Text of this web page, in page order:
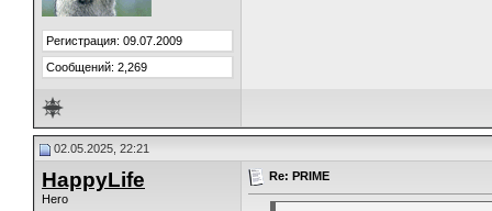
Регистрация: 09.07.2009
Сообщений: 2,269
02.05.2025, 22:21
HappyLife
Hero
Re: PRIME